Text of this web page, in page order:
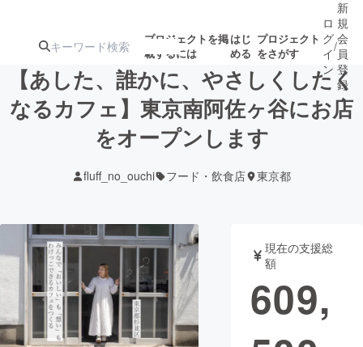
プロジェクトを掲
載するには
はじ
める
プロジェクト
をさがす
注目のリ 注目の新着プロ募集終了が近いプ
テクノロジー・ガジェット
映像・映画 書籍・雑誌
ロ
グ
イ
ン
/
新
規
会
員
登
録
【あした、誰かに、やさしくしたく
なるカフェ】東京南阿佐ヶ谷にお店
をオープンします
fluff_no_ouchi フード・飲食店 東京都
現在の支援総
額
609,